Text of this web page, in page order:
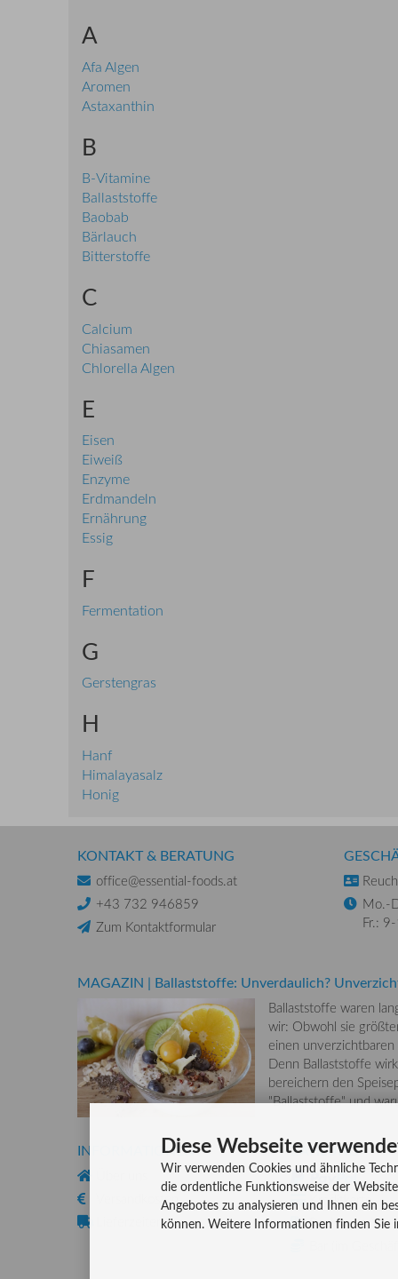
A
Afa Algen
Aromen
Astaxanthin
B
B-Vitamine
Ballaststoffe
Baobab
Bärlauch
Bitterstoffe
C
Calcium
Chiasamen
Chlorella Algen
E
Eisen
Eiweiß
Enzyme
Erdmandeln
Ernährung
Essig
F
Fermentation
G
Gerstengras
H
Hanf
Himalayasalz
Honig
KONTAKT & BERATUNG
office@essential-foods.at
+43 732 946859
Zum Kontaktformular
Mo.-
Fr.:
MAGAZIN | Ballaststoffe: Unverdaulich?
Ballaststoffe waren
wir: Obwohl sie
einen
Denn Ballaststoffe
bereichern den
"Ballaststoffe" und
INFORMATIONEN
Versandkosten
Lieferzeiten
ZAHLUNG
Kreditkarte
Rechnung,
Diese Webseite
Wir verwenden Cookies und ähnliche
die ordentliche Funktionsweise der
Angebotes zu analysieren und Ihnen ein
können. Weitere Informationen finden Sie